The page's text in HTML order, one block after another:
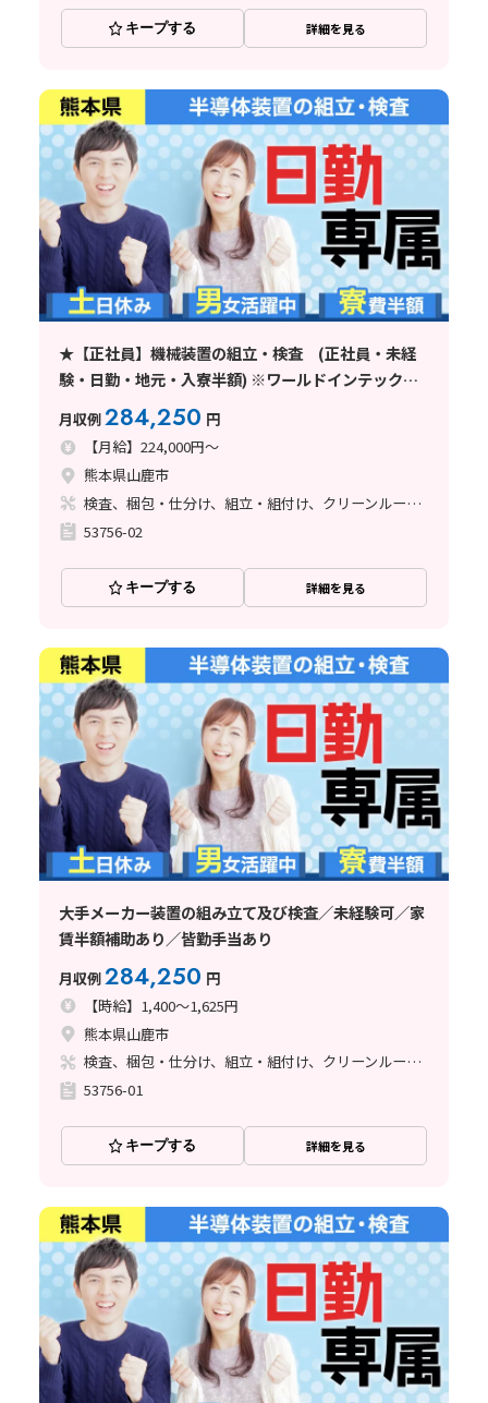
キープする 詳細を見る
★【正社員】機械装置の組立・検査 (正社員・未経
験・日勤・地元・入寮半額) ※ワールドインテック直
月収例284,250 円
【月給】224,000円～
熊本県山鹿市
検査、梱包・仕分け、組立・組付け、クリーンルーム、清掃・洗浄、立ち作業
53756-02
キープする 詳細を見る
大手メーカー装置の組み立て及び検査／未経験可／家
賃半額補助あり／皆勤手当あり
月収例284,250 円
【時給】1,400～1,625円
熊本県山鹿市
検査、梱包・仕分け、組立・組付け、クリーンルーム、清掃・洗浄、立ち作業
53756-01
キープする 詳細を見る